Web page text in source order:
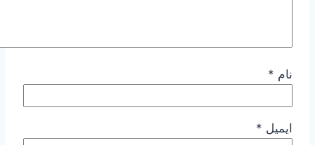
نام *
ایمیل *